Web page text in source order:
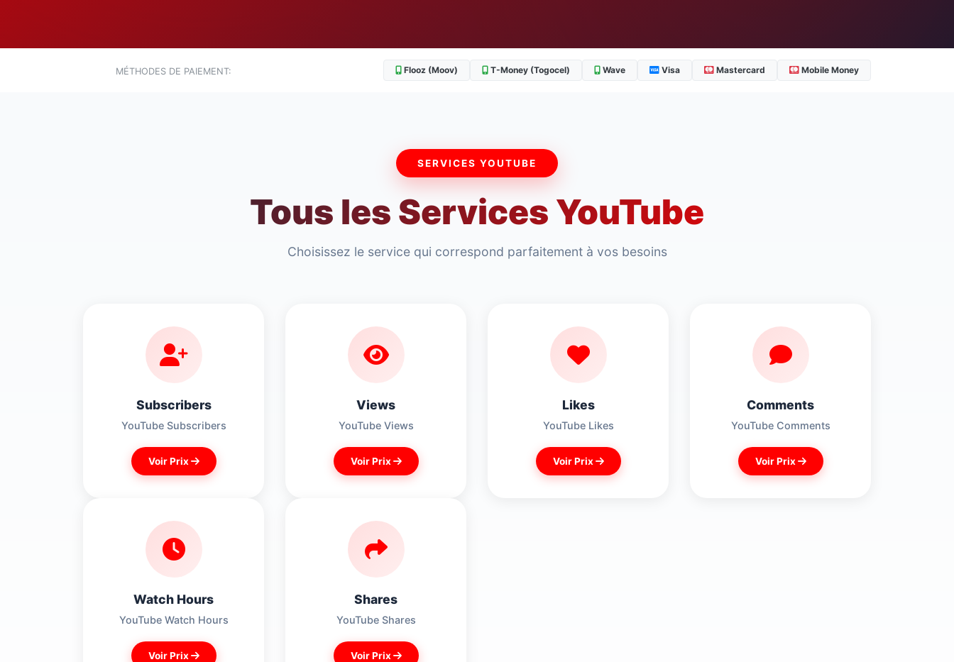
MÉTHODES DE PAIEMENT: Flooz (Moov) T-Money (Togocel) Wave Visa Mastercard Mobile Money
SERVICES YOUTUBE
Tous les Services YouTube
Choisissez le service qui correspond parfaitement à vos besoins
Subscribers
YouTube Subscribers
Voir Prix
Views
YouTube Views
Voir Prix
Likes
YouTube Likes
Voir Prix
Comments
YouTube Comments
Voir Prix
Watch Hours
YouTube Watch Hours
Voir Prix
Shares
YouTube Shares
Voir Prix